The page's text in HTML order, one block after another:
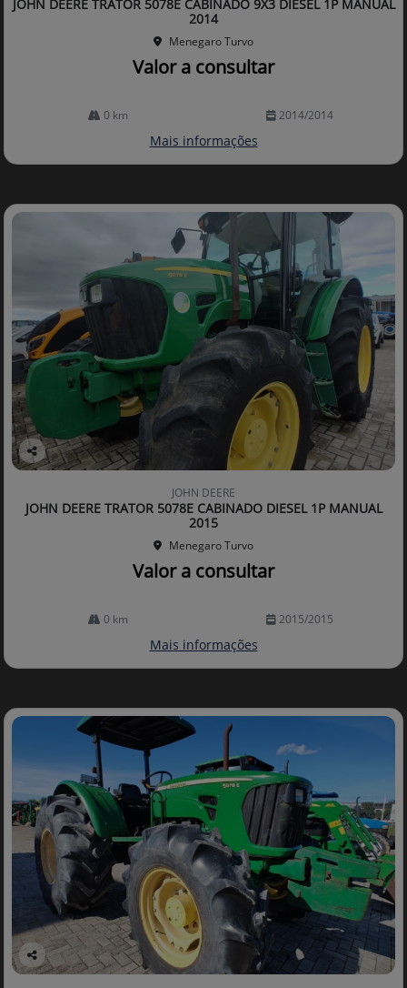
lhe
JOHN DEERE TRATOR 5078E CABINADO 9X3 DIESEL 1P MANUAL
2014
Menegaro Turvo
Valor a consultar
0 km 2014/2014
Mais informações
Co
arti
lhe
JOHN DEERE
JOHN DEERE TRATOR 5078E CABINADO DIESEL 1P MANUAL
2015
Menegaro Turvo
Valor a consultar
0 km 2015/2015
Mais informações
Co